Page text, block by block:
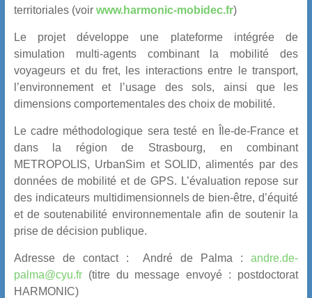
territoriales (voir www.harmonic-mobidec.fr)
Le projet développe une plateforme intégrée de
simulation multi-agents combinant la mobilité des
voyageurs et du fret, les interactions entre le transport,
l’environnement et l’usage des sols, ainsi que les
dimensions comportementales des choix de mobilité.
Le cadre méthodologique sera testé en Île-de-France et
dans la région de Strasbourg, en combinant
METROPOLIS, UrbanSim et SOLID, alimentés par des
données de mobilité et de GPS. L’évaluation repose sur
des indicateurs multidimensionnels de bien-être, d’équité
et de soutenabilité environnementale afin de soutenir la
prise de décision publique.
Adresse de contact : André de Palma :andre.de-
palma@cyu.fr(titre du message envoyé : postdoctorat
HARMONIC)